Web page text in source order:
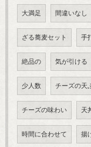
大満足 間違いなし
ざる蕎麦セット 手
絶品の 気が引ける
少人数 チーズの天
チーズの味わい 天
時間に合わせて 揚